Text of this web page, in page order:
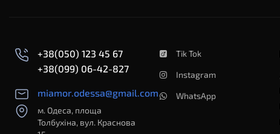
+38(050) 123 45 67
+38(099) 06-42-827
miamor.odessa@gmail.com
м. Одеса, площа
Толбухіна, вул. Краснова
Tik Tok
Instagram
WhatsApp